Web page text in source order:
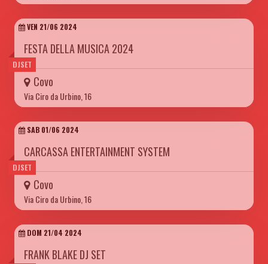
DJSET
VEN 21/06 2024
FESTA DELLA MUSICA 2024
Covo
Via Ciro da Urbino, 16
DJSET
SAB 01/06 2024
CARCASSA ENTERTAINMENT SYSTEM
Covo
Via Ciro da Urbino, 16
DOM 21/04 2024
FRANK BLAKE DJ SET